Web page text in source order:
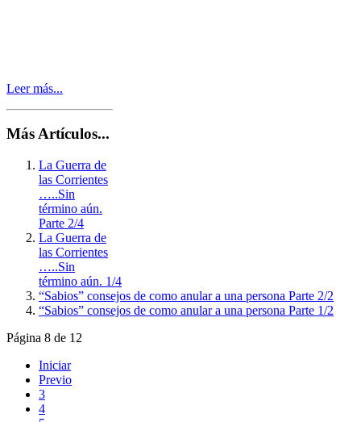
Leer más...
Más Artículos...
La Guerra de
las Corrientes
…..Sin
término aún.
Parte 2/4
La Guerra de
las Corrientes
…..Sin
término aún. 1/4
“Sabios” consejos de como anular a una persona Parte 2/2
“Sabios” consejos de como anular a una persona Parte 1/2
Página 8 de 12
Iniciar
Previo
3
4